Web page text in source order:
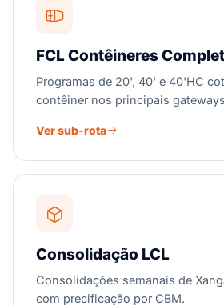
FCL Contêineres
Programas de 20', 40' e 40'HC
contêiner nos principais
Ver sub-rota
Consolidação LCL
Consolidações semanais de
com precificação por CBM.